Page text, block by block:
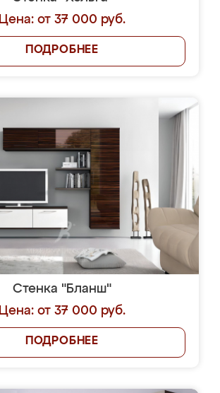
Цена: от 37 000 руб.
ПОДРОБНЕЕ
Стенка "Бланш"
Цена: от 37 000 руб.
ПОДРОБНЕЕ